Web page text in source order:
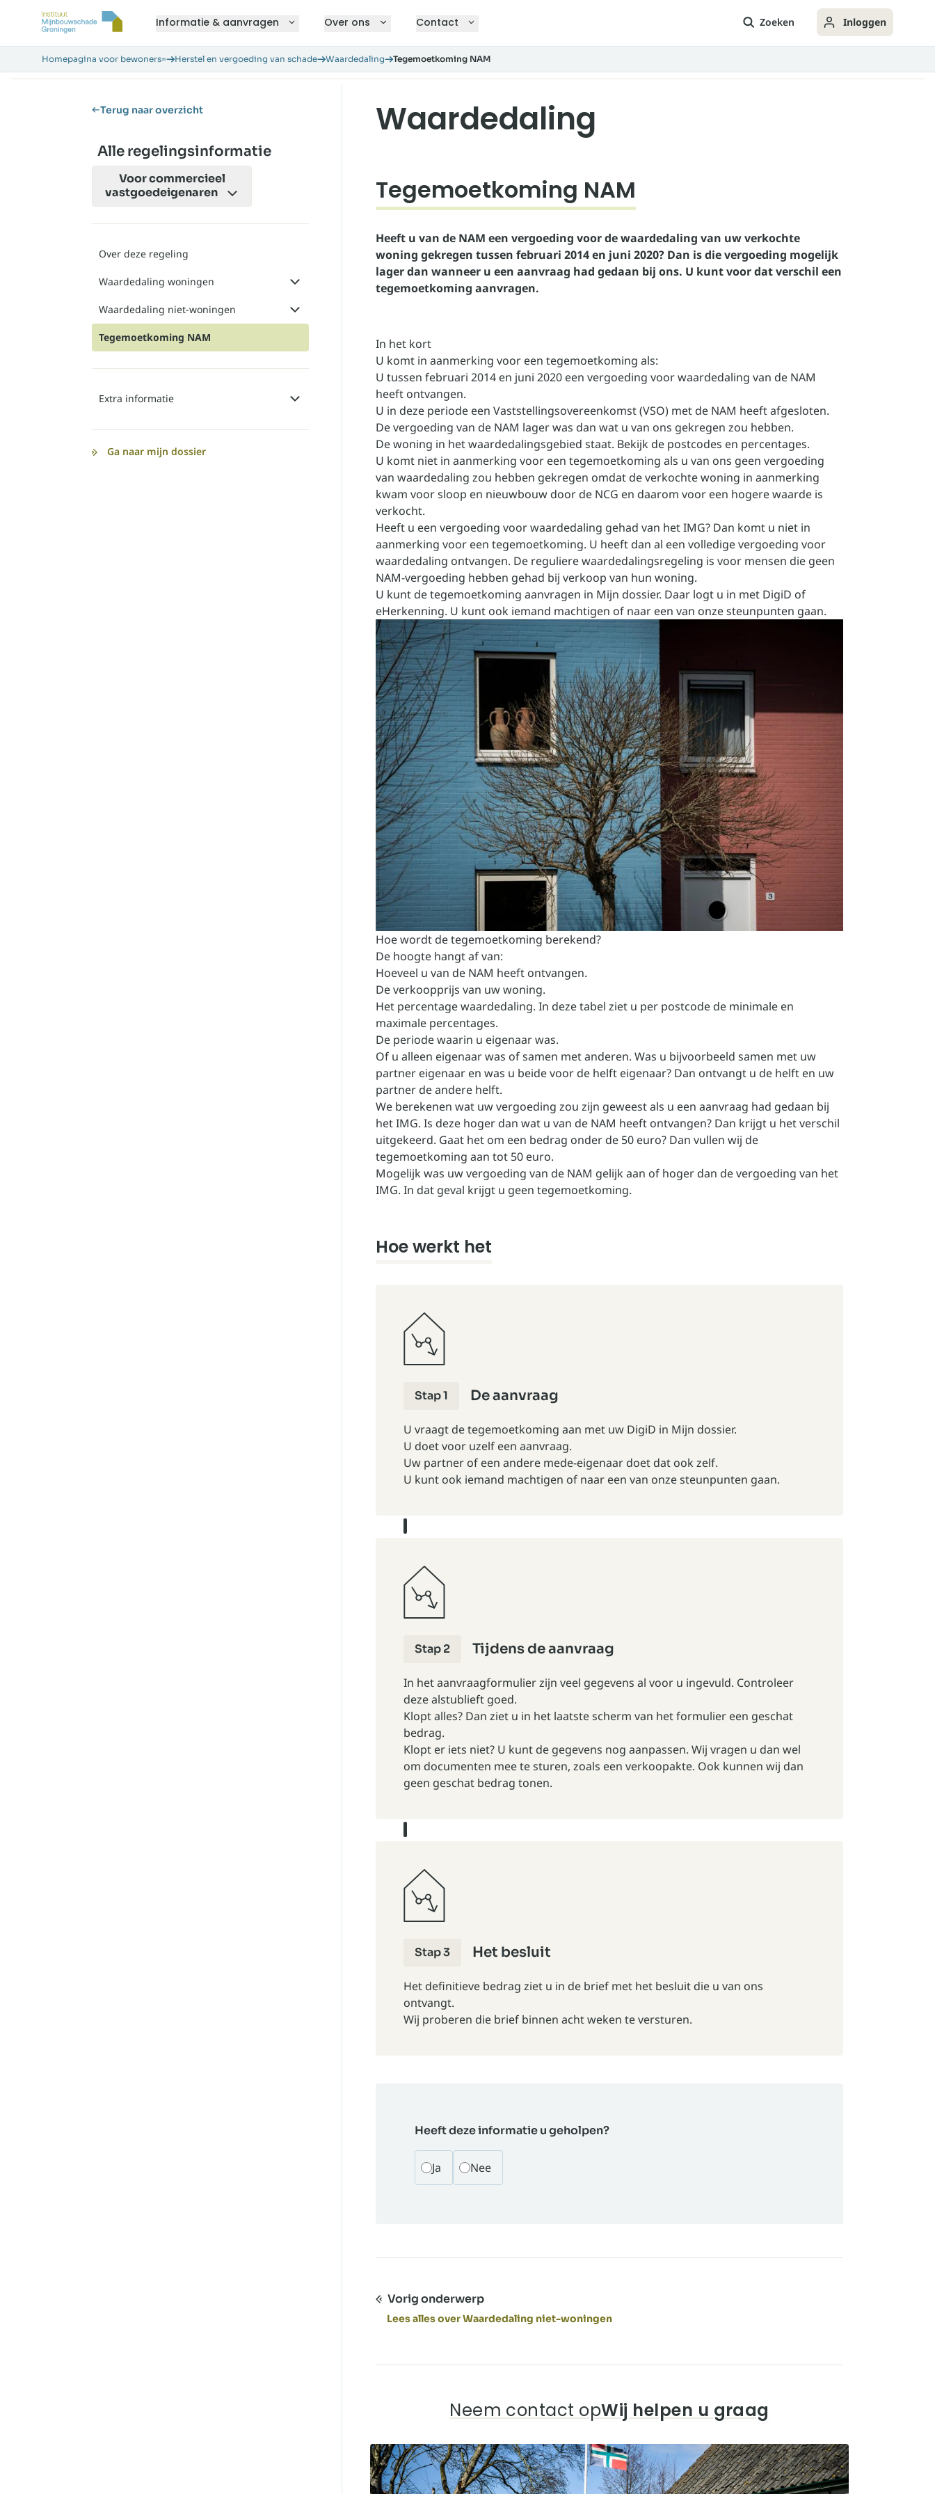
Informatie & aanvragen Over ons Contact Zoeken Inloggen
Homepagina voor bewoners= Herstel en vergoeding van schade Waardedaling Tegemoetkoming NAM
Terug naar overzicht
Alle regelingsinformatie
Voorcommercieel
vastgoedeigenaren
Over deze regeling
Waardedaling woningen
Waardedaling niet-woningen
Tegemoetkoming NAM
Extra informatie
Ga naar mijn dossier
Waardedaling
Tegemoetkoming NAM
Heeft u van de NAM een vergoeding voor de waardedaling van uw verkochte
woning gekregen tussen februari 2014 en juni 2020? Dan is die vergoeding mogelijk
lager dan wanneer u een aanvraag had gedaan bij ons. U kunt voor dat verschil een
tegemoetkoming aanvragen.
In het kort
U komt in aanmerking voor een tegemoetkoming als:
U tussen februari 2014 en juni 2020 een vergoeding voor waardedaling van de NAM
heeft ontvangen.
U in deze periode een Vaststellingsovereenkomst (VSO) met de NAM heeft afgesloten.
De vergoeding van de NAM lager was dan wat u van ons gekregen zou hebben.
De woning in het waardedalingsgebied staat. Bekijk de postcodes en percentages.
U komt niet in aanmerking voor een tegemoetkoming als u van ons geen vergoeding
van waardedaling zou hebben gekregen omdat de verkochte woning in aanmerking
kwam voor sloop en nieuwbouw door de NCG en daarom voor een hogere waarde is
verkocht.
Heeft u een vergoeding voor waardedaling gehad van het IMG? Dan komt u niet in
aanmerking voor een tegemoetkoming. U heeft dan al een volledige vergoeding voor
waardedaling ontvangen. De reguliere waardedalingsregeling is voor mensen die geen
NAM-vergoeding hebben gehad bij verkoop van hun woning.
U kunt de tegemoetkoming aanvragen in Mijn dossier. Daar logt u in met DigiD of
eHerkenning. U kunt ook iemand machtigen of naar een van onzesteunpunten gaan.
Hoe wordt de tegemoetkoming berekend?
De hoogte hangt af van:
Hoeveel u van de NAM heeft ontvangen.
De verkoopprijs van uw woning.
Het percentage waardedaling. In deze tabel ziet u per postcode de minimale en
maximale percentages.
De periode waarin u eigenaar was.
Of u alleen eigenaar was of samen met anderen. Was u bijvoorbeeld samen met uw
partner eigenaar en was u beide voor de helft eigenaar? Dan ontvangt u de helft en uw
partner de andere helft.
We berekenen wat uw vergoeding zou zijn geweest als u een aanvraag had gedaan bij
het IMG. Is deze hoger dan wat u van de NAM heeft ontvangen? Dan krijgt u het verschil
uitgekeerd. Gaat het om een bedrag onder de 50 euro? Dan vullen wij de
tegemoetkoming aan tot 50 euro.
Mogelijk was uw vergoeding van de NAM gelijk aan of hoger dan de vergoeding van het
IMG. In dat geval krijgt u geen tegemoetkoming.
Hoe werkt het
Stap 1 De aanvraag
U vraagt de tegemoetkoming aan met uw DigiD in Mijn dossier.
U doet voor uzelf een aanvraag.
Uw partner of een andere mede-eigenaar doet dat ook zelf.
U kunt ook iemand machtigen of naar een van onze steunpunten gaan.
Stap 2 Tijdens de aanvraag
In het aanvraagformulier zijn veel gegevens al voor u ingevuld. Controleer
deze alstublieft goed.
Klopt alles? Dan ziet u in het laatste scherm van het formulier een geschat
bedrag.
Klopt er iets niet? U kunt de gegevens nog aanpassen. Wij vragen u dan wel
om documenten mee te sturen, zoals een verkoopakte. Ook kunnen wij dan
geen geschat bedrag tonen.
Stap 3 Het besluit
Het definitieve bedrag ziet u in de brief met het besluit die u van ons
ontvangt.
Wij proberen die brief binnen acht weken te versturen.
Heeft deze informatie u geholpen?
Ja Nee
Vorig onderwerp
Lees alles over Waardedaling niet-woningen
Neem contact opWij helpen u graag